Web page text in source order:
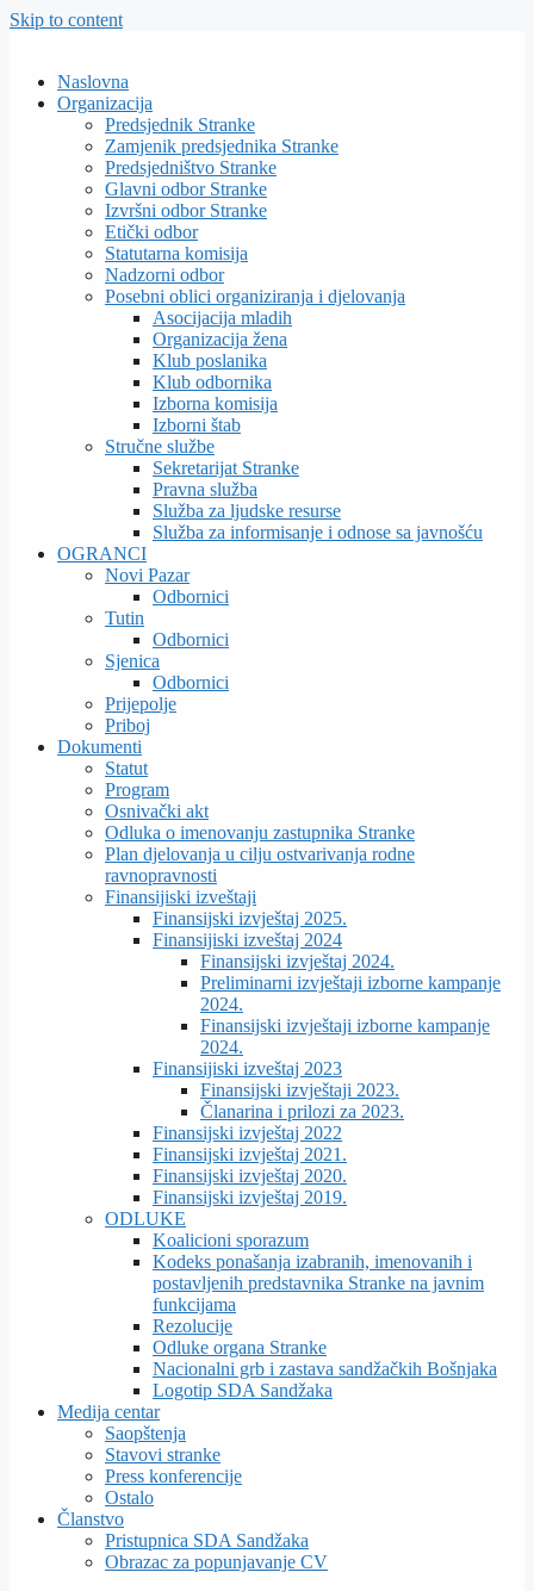
Skip to content
Naslovna
Organizacija
Predsjednik Stranke
Zamjenik predsjednika Stranke
Predsjedništvo Stranke
Glavni odbor Stranke
Izvršni odbor Stranke
Etički odbor
Statutarna komisija
Nadzorni odbor
Posebni oblici organiziranja i djelovanja
Asocijacija mladih
Organizacija žena
Klub poslanika
Klub odbornika
Izborna komisija
Izborni štab
Stručne službe
Sekretarijat Stranke
Pravna služba
Služba za ljudske resurse
Služba za informisanje i odnose sa javnošću
OGRANCI
Novi Pazar
Odbornici
Tutin
Odbornici
Sjenica
Odbornici
Prijepolje
Priboj
Dokumenti
Statut
Program
Osnivački akt
Odluka o imenovanju zastupnika Stranke
Plan djelovanja u cilju ostvarivanja rodne
ravnopravnosti
Finansijiski izveštaji
Finansijski izvještaj 2025.
Finansijiski izveštaj 2024
Finansijski izvještaj 2024.
Preliminarni izvještaji izborne kampanje
2024.
Finansijski izvještaji izborne kampanje
2024.
Finansijiski izveštaj 2023
Finansijski izvještaji 2023.
Članarina i prilozi za 2023.
Finansijski izvještaj 2022
Finansijski izvještaj 2021.
Finansijski izvještaj 2020.
Finansijski izvještaj 2019.
ODLUKE
Koalicioni sporazum
Kodeks ponašanja izabranih, imenovanih i
postavljenih predstavnika Stranke na javnim
funkcijama
Rezolucije
Odluke organa Stranke
Nacionalni grb i zastava sandžačkih Bošnjaka
Logotip SDA Sandžaka
Medija centar
Saopštenja
Stavovi stranke
Press konferencije
Ostalo
Članstvo
Pristupnica SDA Sandžaka
Obrazac za popunjavanje CV